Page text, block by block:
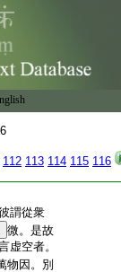
112 113 114 115 116
謂從衆
微。是故
虚空者。
物因。別